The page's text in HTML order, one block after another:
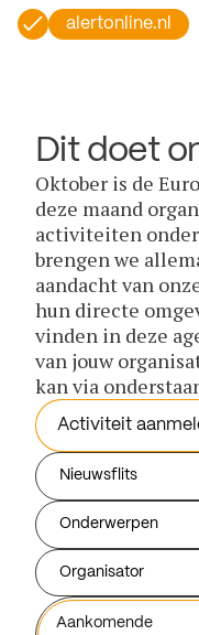
alertonline.nl
Dit doet
Oktober is de
deze maand
activiteiten
brengen we
aandacht van
hun directe
vinden in deze
van jouw
kan via
Activiteit
Nieuwsflits
Onderwerpen
Organisator
Aankomende